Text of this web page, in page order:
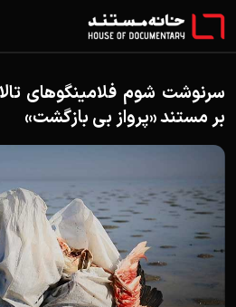
سرنوشت شوم فلامینگوهای
بر مستند «پرواز بی بازگشت»